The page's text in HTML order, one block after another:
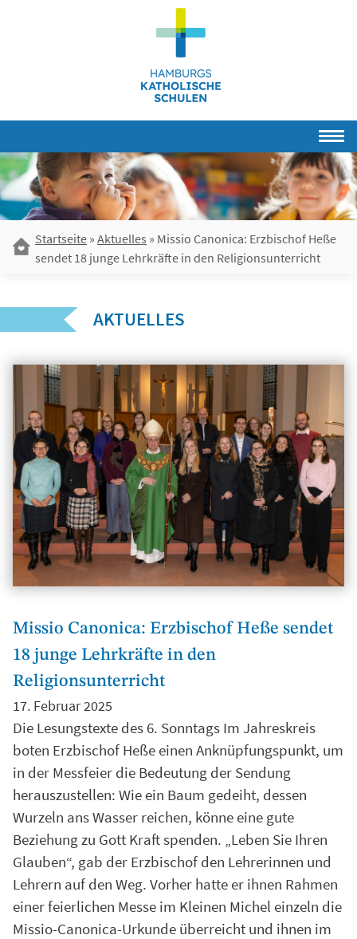
Startseite » Aktuelles » Missio Canonica: Erzbischof Heße
sendet 18 junge Lehrkräfte in den Religionsunterricht
AKTUELLES
Missio Canonica: Erzbischof Heße sendet
18 junge Lehrkräfte in den
Religionsunterricht
17. Februar 2025
Die Lesungstexte des 6. Sonntags Im Jahreskreis
boten Erzbischof Heße einen Anknüpfungspunkt, um
in der Messfeier die Bedeutung der Sendung
herauszustellen: Wie ein Baum gedeiht, dessen
Wurzeln ans Wasser reichen, könne eine gute
Beziehung zu Gott Kraft spenden. „Leben Sie Ihren
Glauben“, gab der Erzbischof den Lehrerinnen und
Lehrern auf den Weg. Vorher hatte er ihnen Rahmen
einer feierlichen Messe im Kleinen Michel einzeln die
Missio-Canonica-Urkunde überreicht und ihnen im